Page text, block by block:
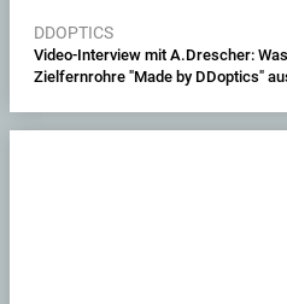
DDOPTICS
Video-Interview mit A.Drescher:
Zielfernrohre "Made by DDoptics"